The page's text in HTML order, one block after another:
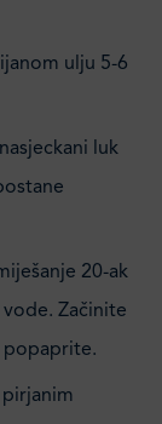
ulju 5-6
luk
20-ak
Začinite
popaprite.
pirjanim